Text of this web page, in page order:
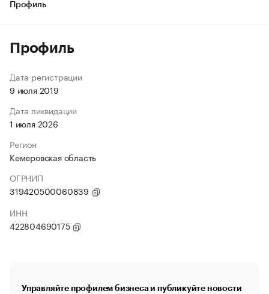
Профиль
Профиль
Дата регистрации
9 июля 2019
Дата ликвидации
1 июля 2026
Регион
Кемеровская область
ОГРНИП
319420500060839
ИНН
422804690175
Управляйте профилем бизнеса и публикуйте новости